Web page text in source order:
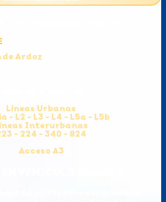
de Ardoz
Líneas Urbanas
- L2 - L3 - L4 - L5a - L5b
Interurbanas
- 224 - 340 - 824
Acceso A3